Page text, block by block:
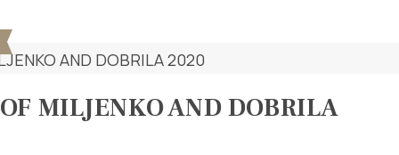
MILJENKO AND DOBRILA